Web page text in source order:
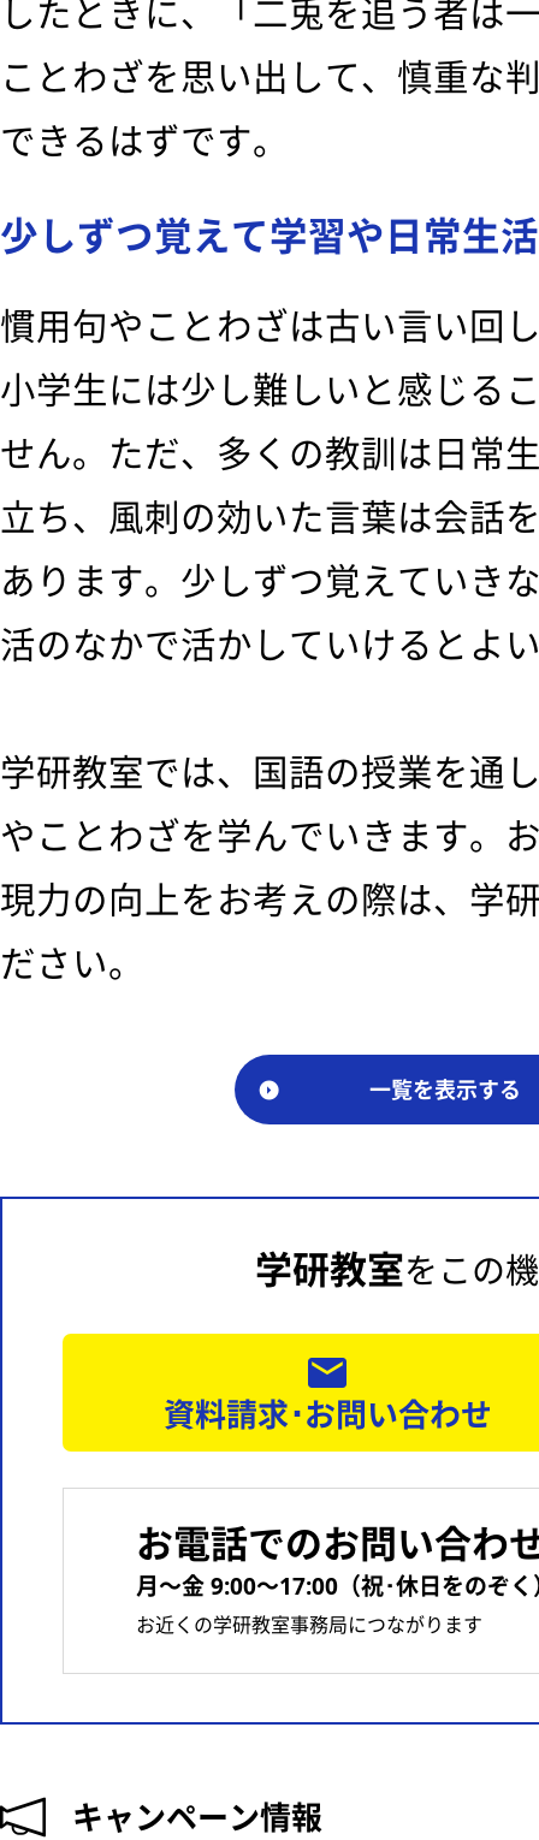
したときに、「二兎を追う者は
ことわざを思い出して、慎重な
できるはずです。
少しずつ覚えて学習や日常生
慣用句やことわざは古い言い回
小学生には少し難しいと感じる
せん。ただ、多くの教訓は日常
立ち、風刺の効いた言葉は会話
あります。少しずつ覚えていき
活のなかで活かしていけるとよ
学研教室では、国語の授業を通
やことわざを学んでいきます。
現力の向上をお考えの際は、学
ださい。
一覧を表示する
学研教室をこの
資料請求･お問い合わせ
お電話でのお問い合わ
月〜金 9:00〜17:00（祝･休日をのぞく
お近くの学研教室事務局につながります
キャンペーン情報